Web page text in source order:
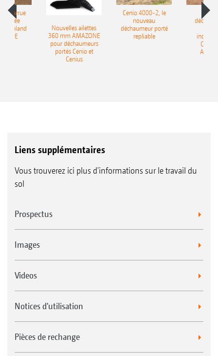
charrue
portée
Onland
Nouvelles ailettes
360 mm AMAZONE
pour déchaumeurs
portés Cenio et
Cenius
Cenio 4000-2, le
nouveau
déchaumeur porté
repliable
Liens supplémentaires
Vous trouverez ici plus d'informations sur le travail du
sol
Prospectus
Images
Videos
Notices d'utilisation
Pièces de rechange